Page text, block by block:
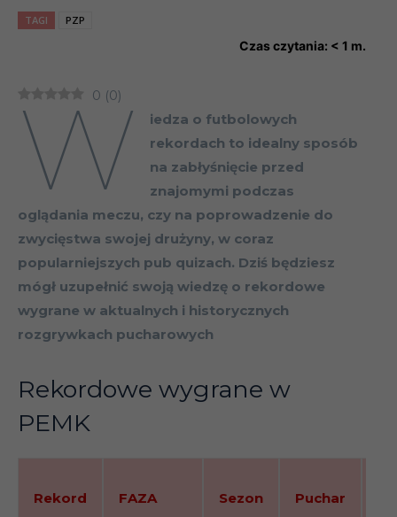
TAGI PZP
Czas czytania: < 1 m.
0 (0)
W
iedza o futbolowych
rekordach to idealny sposób
na zabłyśnięcie przed
znajomymi podczas
oglądania meczu, czy na poprowadzenie do
zwycięstwa swojej drużyny, w coraz
popularniejszych pub quizach. Dziś będziesz
mógł uzupełnić swoją wiedzę o rekordowe
wygrane w aktualnych i historycznych
rozgrywkach pucharowych
Rekordowe wygrane w
PEMK
Rekord FAZA Sezon Puchar